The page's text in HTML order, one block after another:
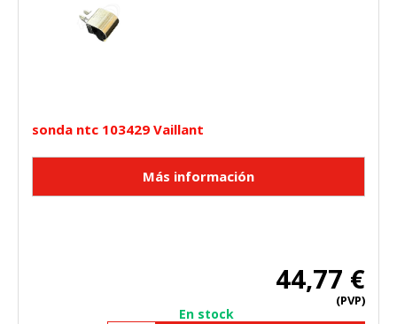
sonda ntc 103429 Vaillant
44,77 €
(PVP)
En stock